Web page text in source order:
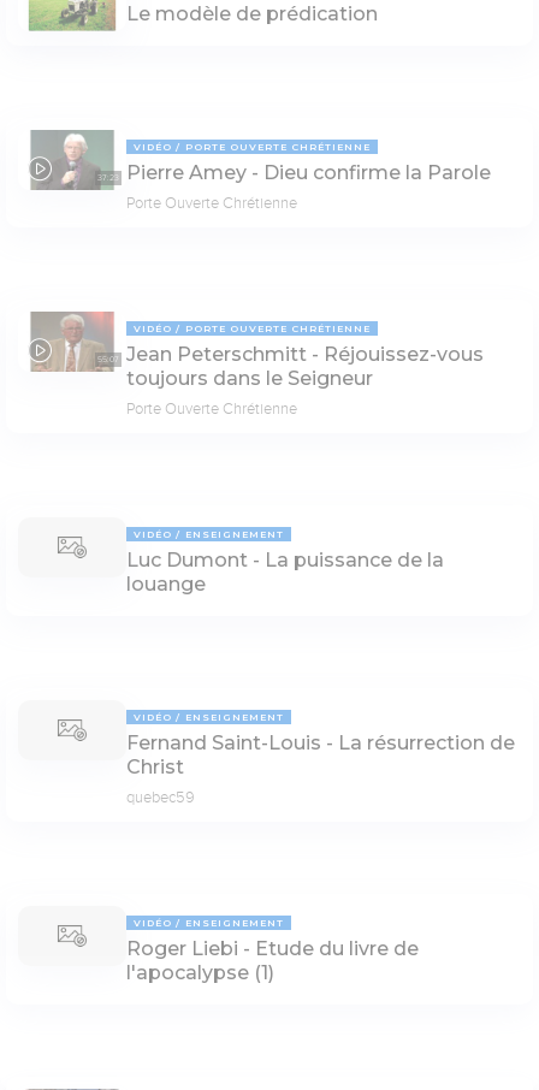
Le modèle de prédication
37:23
VIDÉO PORTE OUVERTE CHRÉTIENNE
Pierre Amey - Dieu confirme la Parole
Porte Ouverte Chrétienne
55:07
VIDÉO PORTE OUVERTE CHRÉTIENNE
Jean Peterschmitt - Réjouissez-vous
toujours dans le Seigneur
Porte Ouverte Chrétienne
VIDÉO ENSEIGNEMENT
Luc Dumont - La puissance de la
louange
VIDÉO ENSEIGNEMENT
Fernand Saint-Louis - La résurrection de
Christ
quebec59
VIDÉO ENSEIGNEMENT
Roger Liebi - Etude du livre de
l'apocalypse (1)